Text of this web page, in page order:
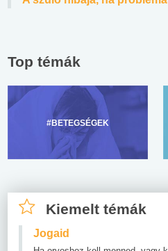
Top témák
#BETEGSÉGEK
Kiemelt témák
Jogaid